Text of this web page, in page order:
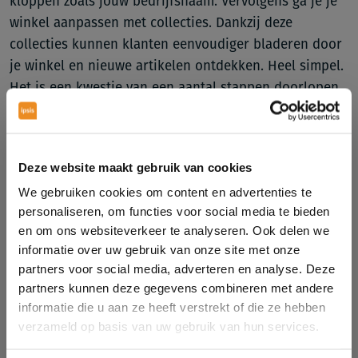
Deze website maakt gebruik van cookies
We gebruiken cookies om content en advertenties te
personaliseren, om functies voor social media te bieden
en om ons websiteverkeer te analyseren. Ook delen we
informatie over uw gebruik van onze site met onze
partners voor social media, adverteren en analyse. Deze
partners kunnen deze gegevens combineren met andere
informatie die u aan ze heeft verstrekt of die ze hebben
verzameld op basis van uw gebruik van hun services.
winkel aanpassen met collecties. Dankzij deze
collecties kunnen klanten eenvoudiger bladeren door
je winkel en nieuwe artikelen ontdekken. Heel simpel.
Het is een kwestie van een aantal stappen doorlopen
en daarna staat het live. In je collectie selecteer je
je collectie wordt goedgekeurd door het
handelsbeleid.
Vanuit de collectie ga je naar de volgende stap: shop
builder. Je collectie is nog niet live. Publiceer je
collectie door deze toe te voegen aan je winkel in de
shop builder. In shop builder volg je de stappen en
voeg je je collectie toe. Je ziet gelijk hoe je winkel
eruit komt te zien op zowel Facebook als Instagram. Je